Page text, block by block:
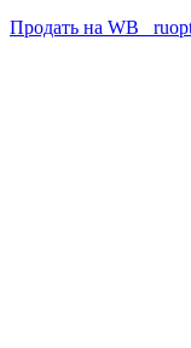
Продать на WB